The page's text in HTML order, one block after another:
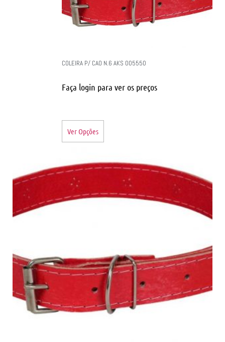
COLEIRA P/ CAO N.6 AKS 005550
Faça login para ver os preços
Ver Opções